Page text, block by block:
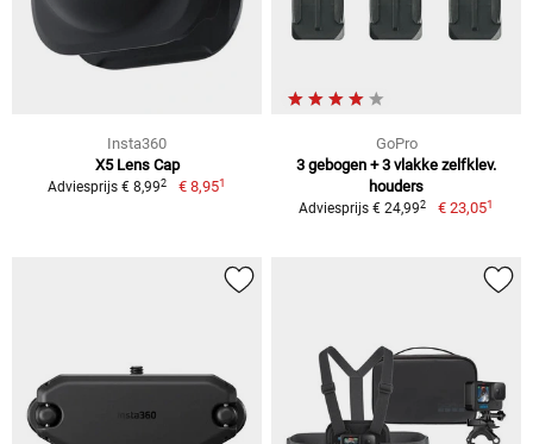
Insta360
X5 Lens Cap
Adviesprijs € 8,992 € 8,951
GoPro
3 gebogen + 3 vlakke zelfklev.
houders
Adviesprijs € 24,992 € 23,051